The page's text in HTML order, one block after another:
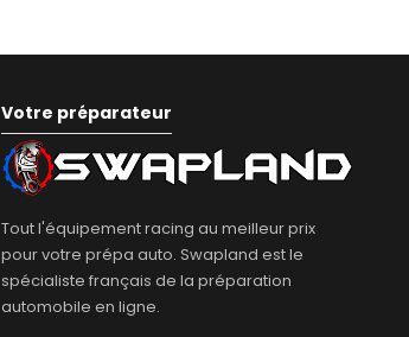
Votre préparateur
Tout l'équipement racing au meilleur prix
pour votre prépa auto. Swapland est le
spécialiste français de la préparation
automobile en ligne.